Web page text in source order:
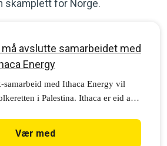
for Norge.
må avslutte samarbeidet med
Energy
samarbeid med Ithaca Energy vil
i Palestina. Ithaca er eid av
Vær med